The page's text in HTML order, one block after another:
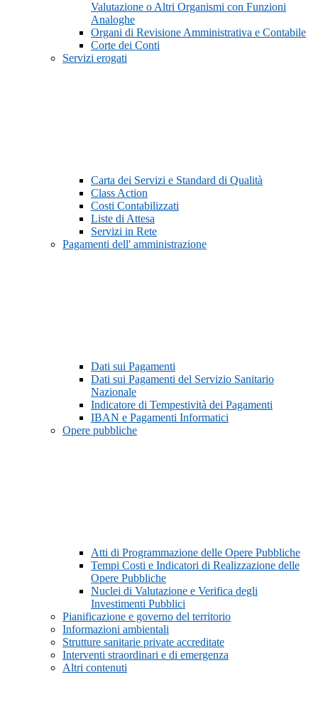
Valutazione o Altri Organismi con Funzioni
Analoghe
Organi di Revisione Amministrativa e Contabile
Corte dei Conti
Servizi erogati
Carta dei Servizi e Standard di Qualità
Class Action
Costi Contabilizzati
Liste di Attesa
Servizi in Rete
Pagamenti dell' amministrazione
Dati sui Pagamenti
Dati sui Pagamenti del Servizio Sanitario
Nazionale
Indicatore di Tempestività dei Pagamenti
IBAN e Pagamenti Informatici
Opere pubbliche
Atti di Programmazione delle Opere Pubbliche
Tempi Costi e Indicatori di Realizzazione delle
Opere Pubbliche
Nuclei di Valutazione e Verifica degli
Investimenti Pubblici
Pianificazione e governo del territorio
Informazioni ambientali
Strutture sanitarie private accreditate
Interventi straordinari e di emergenza
Altri contenuti